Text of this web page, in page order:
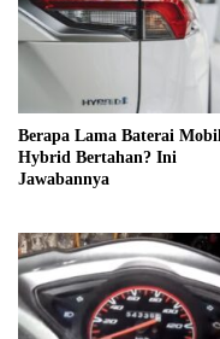
Berapa Lama Baterai Mobil
Hybrid Bertahan? Ini
Jawabannya